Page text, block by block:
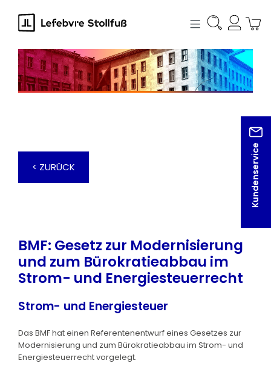
springen
Kundenservice
< ZURÜCK
BMF: Gesetz zur Modernisierung
und zum Bürokratieabbau im
Strom- und Energiesteuerrecht
Strom- und Energiesteuer
Das BMF hat einen Referentenentwurf eines Gesetzes zur
Modernisierung und zum Bürokratieabbau im Strom- und
Energiesteuerrecht vorgelegt.